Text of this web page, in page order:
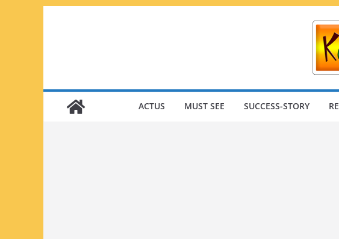
ACTUS MUST SEE SUCCESS-STORY